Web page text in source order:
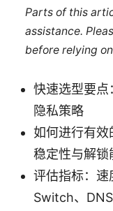
Parts of this
assistance.
before relying
快速选型要点
隐私策略
如何进行有效
稳定性与解锁
评估指标：速
Switch、